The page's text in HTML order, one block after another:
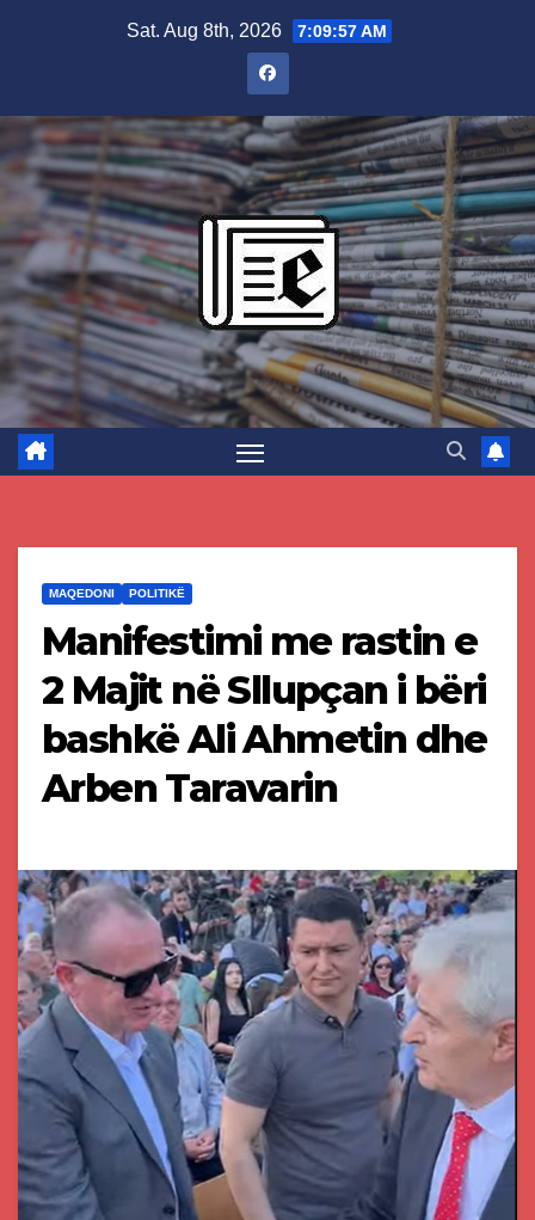
Sat. Aug 8th, 2026 7:09:58 AM
MAQEDONI POLITIKË
Manifestimi me rastin e
2 Majit në Sllupçan i bëri
bashkë Ali Ahmetin dhe
Arben Taravarin